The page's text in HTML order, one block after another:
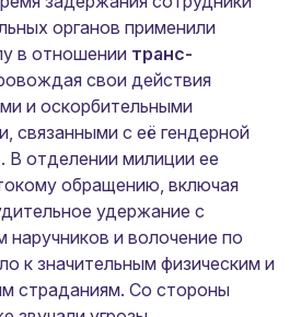
органов применили
в отношении транс-
свои действия
и оскорбительными
связанными с её гендерной
В отделении милиции ее
обращению, включая
удержание с
наручников и волочение по
к значительным физическим и
страданиям. Со стороны